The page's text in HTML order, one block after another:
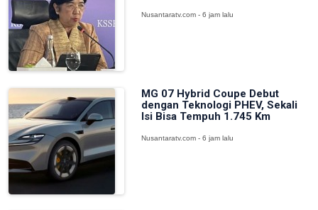
Nusantaratv.com - 6 jam lalu
MG 07 Hybrid Coupe Debut
dengan Teknologi PHEV, Sekali
Isi Bisa Tempuh 1.745 Km
Nusantaratv.com - 6 jam lalu